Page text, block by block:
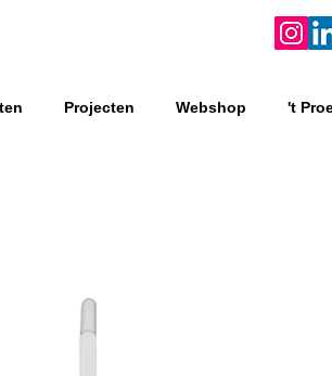
Projecten Webshop 't